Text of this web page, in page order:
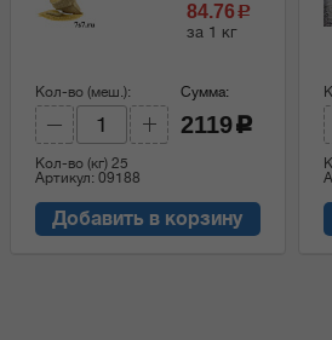
84.76 c
за 1 кг
Кол-во (меш.):
Кол-во (кг) 25
Артикул: 09188
Сумма:
2119 c
Добавить в корзину